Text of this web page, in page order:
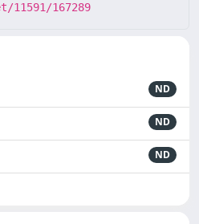
167289
ND
ND
ND